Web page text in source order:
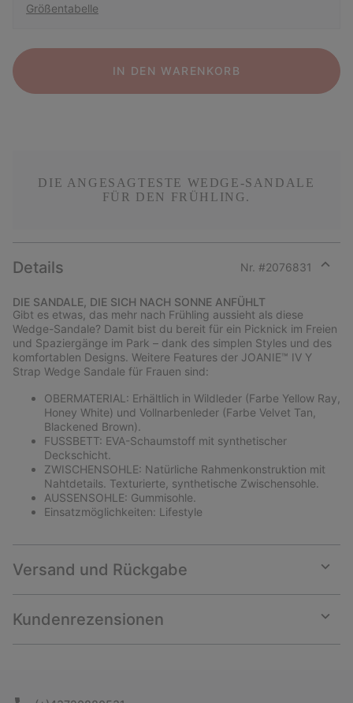
Größentabelle
IN DEN WARENKORB
DIE ANGESAGTESTE WEDGE-SANDALE
FÜR DEN FRÜHLING.
Details Nr. #2076831
section
DIE SANDALE, DIE SICH NACH SONNE ANFÜHLT
Gibt es etwas, das mehr nach Frühling aussieht als diese
Wedge-Sandale? Damit bist du bereit für ein Picknick im Freien
und Spaziergänge im Park – dank des simplen Styles und des
komfortablen Designs. Weitere Features der JOANIE™ IV Y
Strap Wedge Sandale für Frauen sind:
OBERMATERIAL: Erhältlich in Wildleder (Farbe Yellow Ray,
Honey White) und Vollnarbenleder (Farbe Velvet Tan,
Blackened Brown).
FUSSBETT: EVA-Schaumstoff mit synthetischer
Deckschicht.
ZWISCHENSOHLE: Natürliche Rahmenkonstruktion mit
Nahtdetails. Texturierte, synthetische Zwischensohle.
AUSSENSOHLE: Gummisohle.
Einsatzmöglichkeiten: Lifestyle
Versand und Rückgabe
or
Kundenrezensionen
or